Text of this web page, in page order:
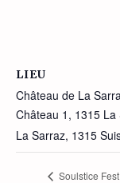
LIEU
Château de La
Château 1, 1315 La
La Sarraz, 1315
Soulstice Fest